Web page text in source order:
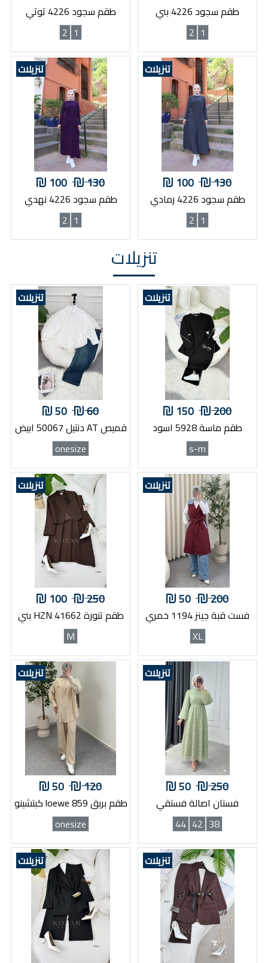
طقم سجود 4226 بني
1
2
طقم سجود 4226 توتي
1
2
تنزيلات
130
100
طقم سجود 4226 رمادي
1
2
تنزيلات
130
100
طقم سجود 4226 نهدي
1
2
تنزيلات
تنزيلات
200
150
طقم ماسة 5928 اسود
s-m
تنزيلات
60
50
قميص AT دنتيل 50067 ابيض
onesize
تنزيلات
200
50
فست قبة جينز 1194 خمري
XL
تنزيلات
250
100
طقم تنورة HZN 41662 بني
M
تنزيلات
250
50
فستان اصالة فستقي
38
42
44
تنزيلات
120
50
طقم بربق loewe 859 كبتشينو
onesize
تنزيلات تنزيلات